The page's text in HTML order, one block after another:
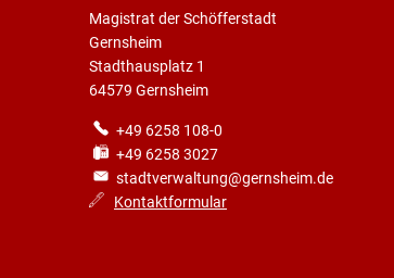
Magistrat der Schöfferstadt
Gernsheim
Stadthausplatz 1
64579 Gernsheim
+49 6258 108-0
+49 6258 3027
stadtverwaltung@gernsheim.de
Kontaktformular